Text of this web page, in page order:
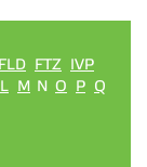
FLD FTZ IVP
L M N O P Q